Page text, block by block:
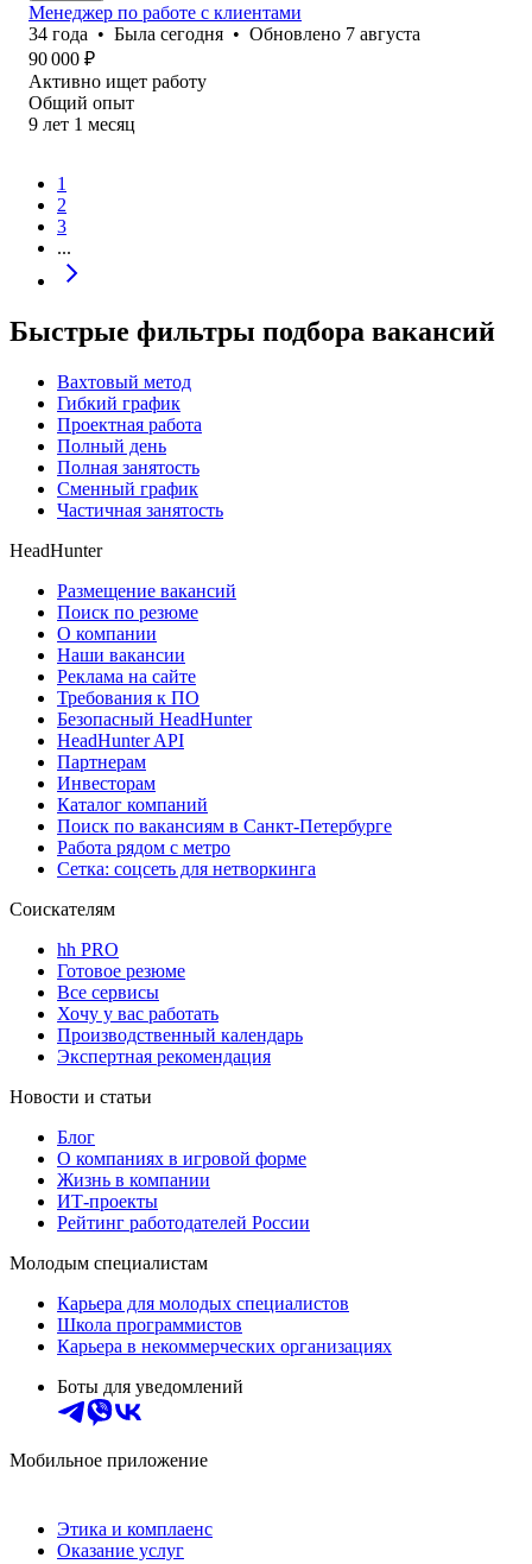
Менеджер по работе с клиентами
34 года • Была сегодня • Обновлено 7 августа
90 000 ₽
Активно ищет работу
Общий опыт
9 лет 1 месяц
1
2
3
...
Быстрые фильтры подбора вакансий
Вахтовый метод
Гибкий график
Проектная работа
Полный день
Полная занятость
Сменный график
Частичная занятость
HeadHunter
Размещение вакансий
Поиск по резюме
О компании
Наши вакансии
Реклама на сайте
Требования к ПО
Безопасный HeadHunter
HeadHunter API
Партнерам
Инвесторам
Каталог компаний
Поиск по вакансиям в Санкт-Петербурге
Работа рядом с метро
Сетка: соцсеть для нетворкинга
Соискателям
hh PRO
Готовое резюме
Все сервисы
Хочу у вас работать
Производственный календарь
Экспертная рекомендация
Новости и статьи
Блог
О компаниях в игровой форме
Жизнь в компании
ИТ-проекты
Рейтинг работодателей России
Молодым специалистам
Карьера для молодых специалистов
Школа программистов
Карьера в некоммерческих организациях
Боты для уведомлений
Мобильное приложение
Этика и комплаенс
Оказание услуг